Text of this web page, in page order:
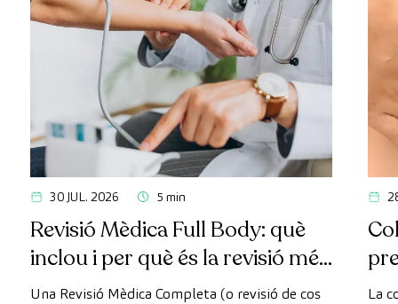
30 JUL. 2026 5 min
Revisió Mèdica Full Body: què
inclou i per què és la revisió més
avançada
Una Revisió Mèdica Completa (o revisió de cos
La